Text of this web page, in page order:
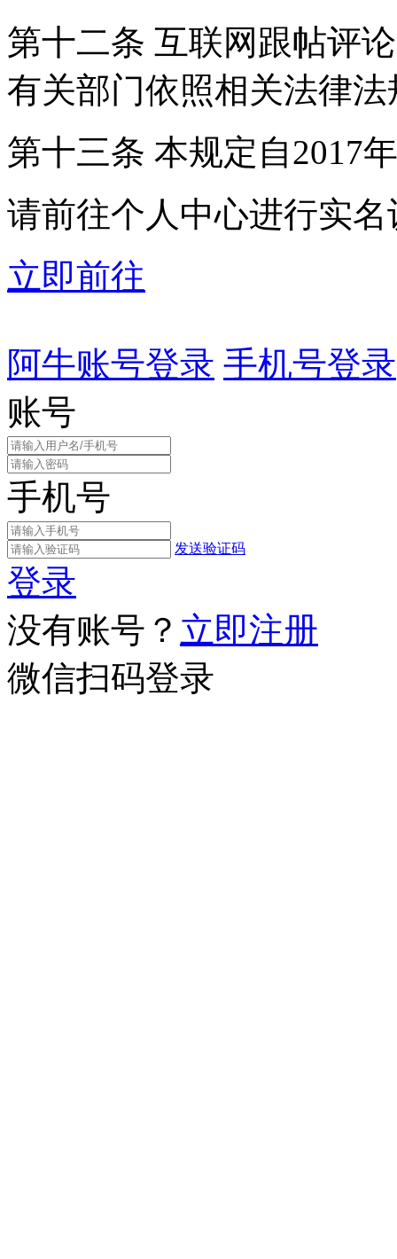
第十二条 互联网跟帖评
有关部门依照相关法律
第十三条 本规定自2017
请前往个人中心进行实名
立即前往
阿牛账号登录 手机号登录
账号
手机号
发送验证码
登录
没有账号？ 立即注册
微信扫码登录